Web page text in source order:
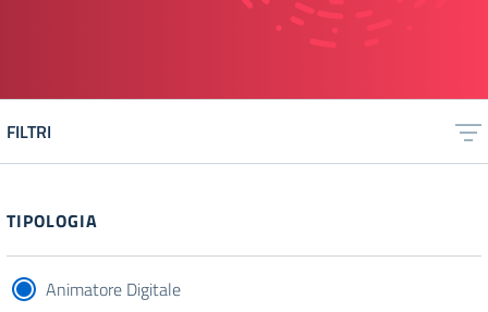
FILTRI
TIPOLOGIA
Animatore Digitale